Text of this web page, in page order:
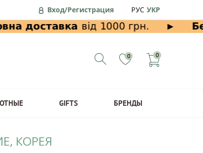
Вход/Регистрация РУС УКР
0 0
GIFTS БРЕНДЫ
КОРЕЯ